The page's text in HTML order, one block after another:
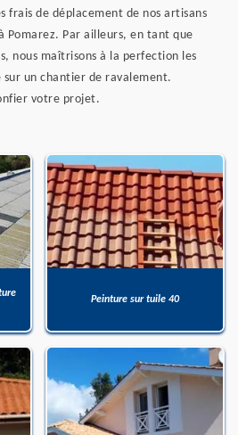
frais de déplacement de nos artisans
Pomarez. Par ailleurs, en tant que
nous maîtrisons à la perfection les
un chantier de ravalement.
votre projet.
Peinture sur tuile 40